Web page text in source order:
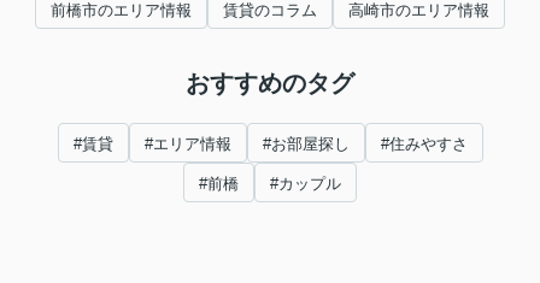
前橋市のエリア情報 賃貸のコラム 高崎市のエリア情報
おすすめのタグ
#賃貸 #エリア情報 #お部屋探し #住みやすさ
#前橋 #カップル